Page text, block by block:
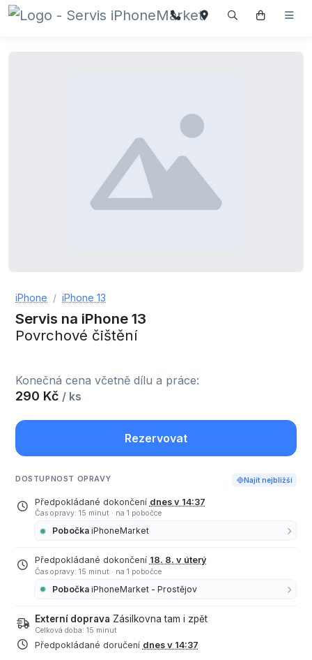
iPhone iPhone 13
Servis na iPhone 13
Povrchové čištění
Konečná cena včetně dílu a práce:
290 Kč / ks
Rezervovat
DOSTUPNOST OPRAVY Najít nejbližší
Předpokládané dokončení dnes v 14:37
Čas opravy: 15 minut · na 1 pobočce
Pobočka iPhoneMarket
Předpokládané dokončení 18. 8. v úterý
Čas opravy: 15 minut · na 1 pobočce
Pobočka iPhoneMarket - Prostějov
Externí doprava Zásilkovna tam i zpět
Celková doba: 15 minut
Předpokládané doručení dnes v 14:37